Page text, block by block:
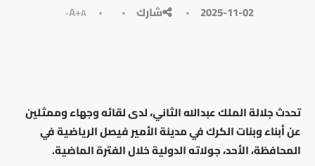
2025-11-02 شارك A+A-
تحدث جلالة الملك عبدﷲ الثاني، لدى لقائه وجهاء وممثلين
عن أبناء وبنات الكرك في مدينة الأمير فيصل الرياضية في
المحافظة، الأحد، جولاته الدولية خلال الفترة الماضية.